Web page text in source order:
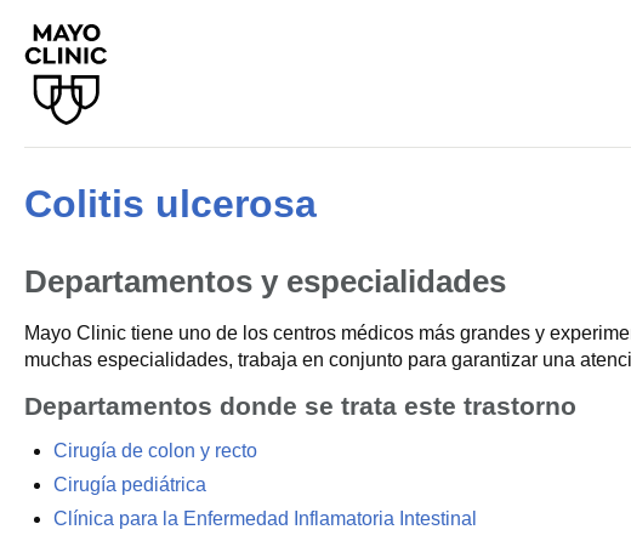
Colitis ulcerosa
Departamentos y especialidades
Mayo Clinic tiene uno de los centros médicos más grandes y
muchas especialidades, trabaja en conjunto para garantizar una
Departamentos donde se trata este trastorno
Cirugía de colon y recto
Cirugía pediátrica
Clínica para la Enfermedad Inflamatoria Intestinal